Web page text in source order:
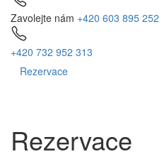
Zavolejte nám +420 603 895 252
+420 732 952 313
Rezervace
Rezervace